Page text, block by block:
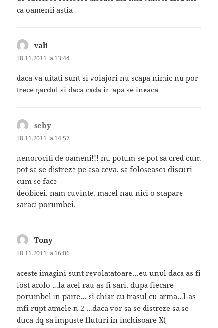
ca oamenii astia
vali
18.11.2011 la 13:44
daca va uitati sunt si voiajori nu scapa nimic nu por
trece gardul si daca cada in apa se ineaca
seby
18.11.2011 la 14:57
nenorociti de oameni!!! nu potum se pot sa cred cum
pot sa se distreze pe asa ceva. sa foloseasca discuri
cum se face
deobicei. nam cuvinte. macel nau nici o scapare
saraci porumbei.
Tony
18.11.2011 la 16:06
aceste imagini sunt revolatatoare…eu unul daca as fi
fost acolo …la acel rau as fi sarit dupa fiecare
porumbel in parte… si chiar cu trasul cu arma…l-as
mfi rupt atmele-n 2 …daca vor sa se distreze sa se
duca dq sa impuste fluturi in inchisoare X(